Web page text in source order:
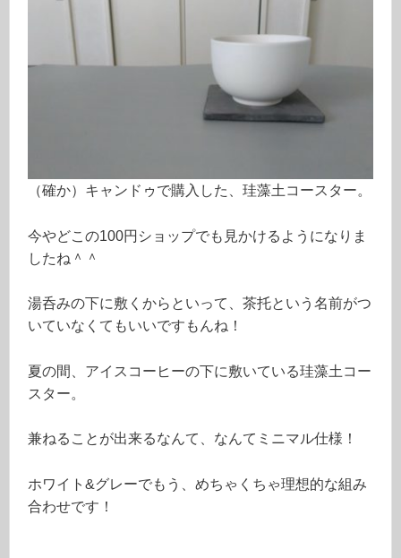
（確か）キャンドゥで購入した、珪藻土コースター。
今やどこの100円ショップでも見かけるようになりま
したね＾＾
湯呑みの下に敷くからといって、茶托という名前がつ
いていなくてもいいですもんね！
夏の間、アイスコーヒーの下に敷いている珪藻土コー
スター。
兼ねることが出来るなんて、なんてミニマル仕様！
ホワイト&グレーでもう、めちゃくちゃ理想的な組み
合わせです！